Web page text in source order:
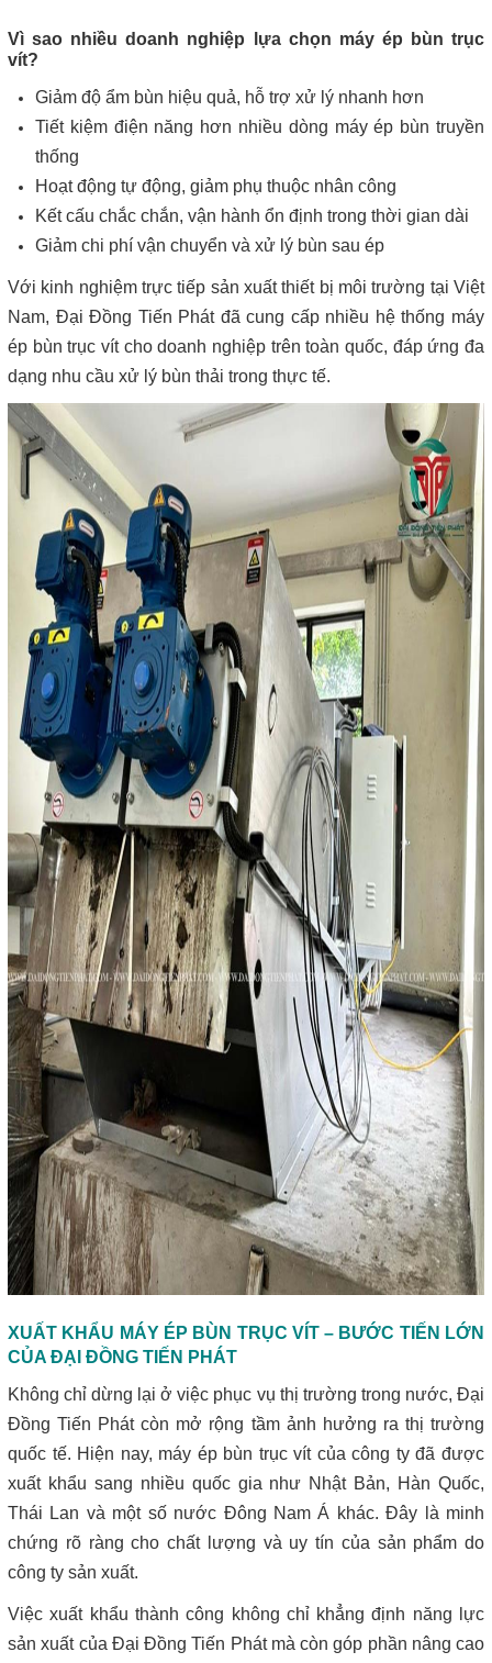
Vì sao nhiều doanh nghiệp lựa chọn máy ép bùn trục
vít?
Giảm độ ẩm bùn hiệu quả, hỗ trợ xử lý nhanh hơn
Tiết kiệm điện năng hơn nhiều dòng máy ép bùn truyền
thống
Hoạt động tự động, giảm phụ thuộc nhân công
Kết cấu chắc chắn, vận hành ổn định trong thời gian dài
Giảm chi phí vận chuyển và xử lý bùn sau ép
Với kinh nghiệm trực tiếp sản xuất thiết bị môi trường tại Việt
Nam, Đại Đồng Tiến Phát đã cung cấp nhiều hệ thống máy
ép bùn trục vít cho doanh nghiệp trên toàn quốc, đáp ứng đa
dạng nhu cầu xử lý bùn thải trong thực tế.
XUẤT KHẨU MÁY ÉP BÙN TRỤC VÍT – BƯỚC TIẾN LỚN
CỦA ĐẠI ĐỒNG TIẾN PHÁT
Không chỉ dừng lại ở việc phục vụ thị trường trong nước, Đại
Đồng Tiến Phát còn mở rộng tầm ảnh hưởng ra thị trường
quốc tế. Hiện nay, máy ép bùn trục vít của công ty đã được
xuất khẩu sang nhiều quốc gia như Nhật Bản, Hàn Quốc,
Thái Lan và một số nước Đông Nam Á khác. Đây là minh
chứng rõ ràng cho chất lượng và uy tín của sản phẩm do
công ty sản xuất.
Việc xuất khẩu thành công không chỉ khẳng định năng lực
sản xuất của Đại Đồng Tiến Phát mà còn góp phần nâng cao